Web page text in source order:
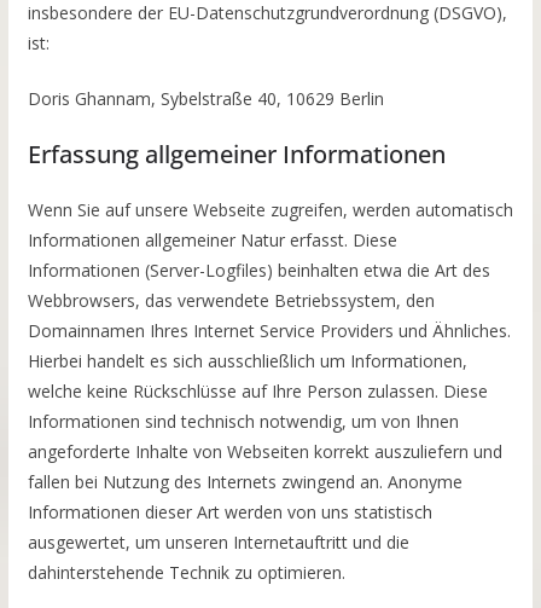
insbesondere der EU-Datenschutzgrundverordnung (DSGVO),
ist:
Doris Ghannam, Sybelstraße 40, 10629 Berlin
Erfassung allgemeiner Informationen
Wenn Sie auf unsere Webseite zugreifen, werden automatisch
Informationen allgemeiner Natur erfasst. Diese
Informationen (Server-Logfiles) beinhalten etwa die Art des
Webbrowsers, das verwendete Betriebssystem, den
Domainnamen Ihres Internet Service Providers und Ähnliches.
Hierbei handelt es sich ausschließlich um Informationen,
welche keine Rückschlüsse auf Ihre Person zulassen. Diese
Informationen sind technisch notwendig, um von Ihnen
angeforderte Inhalte von Webseiten korrekt auszuliefern und
fallen bei Nutzung des Internets zwingend an. Anonyme
Informationen dieser Art werden von uns statistisch
ausgewertet, um unseren Internetauftritt und die
dahinterstehende Technik zu optimieren.